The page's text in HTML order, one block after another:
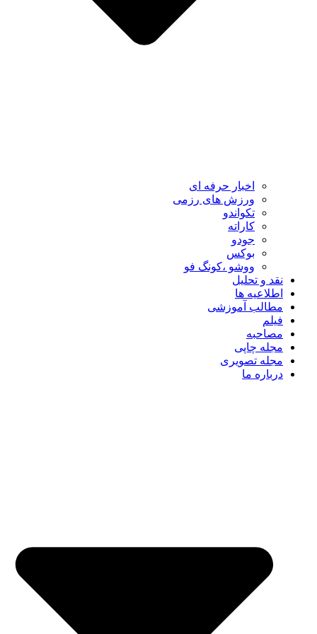
اخبار حرفه ای
ورزش های رزمی
تکواندو
کاراته
جودو
بوکس
ووشو ،کونگ فو
نقد و تحلیل
اطلاعیه ها
مطالب آموزشی
فیلم
مصاحبه
مجله چاپی
مجله تصویری
درباره ما